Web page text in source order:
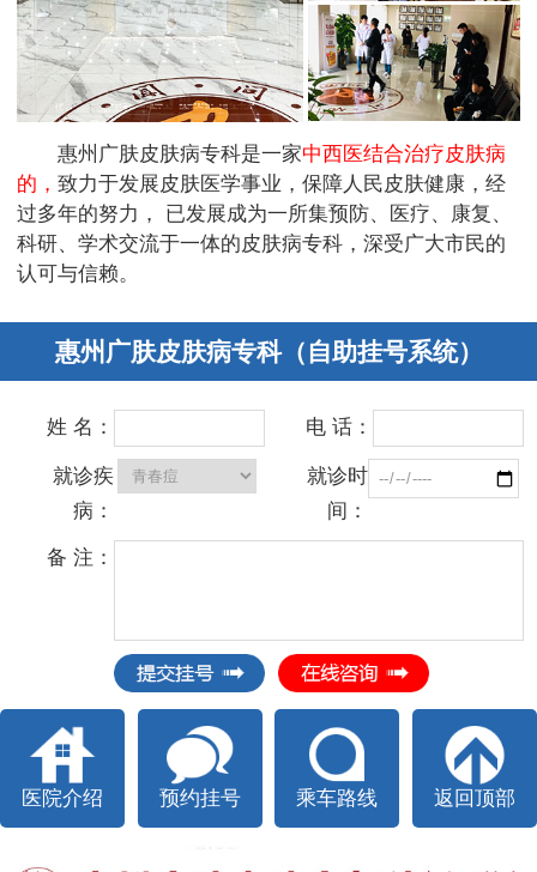
惠州广肤皮肤病专科是一家中西医结合治疗皮肤病
的， 致力于发展皮肤医学事业，保障人民皮肤健康，经
过多年的努力， 已发展成为一所集预防、医疗、康复、
科研、学术交流于一体的皮肤病专科，深受广大市民的
认可与信赖。
惠州广肤皮肤病专科（自助挂号系统）
姓 名： 电 话：
就诊疾
病：
就诊时
间：
备 注：
医院介绍 预约挂号 乘车路线 返回顶部